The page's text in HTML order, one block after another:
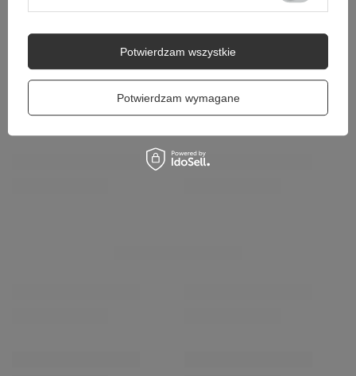
Potwierdzam wymagane
Potwierdzam wszystkie